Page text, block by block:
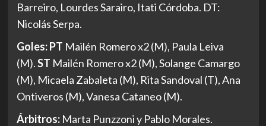
Barreiro, Lourdes Sarairo, Itati Córdoba. DT:
Nicolás Serpa.
Goles: PT Mailén Romero x2 (M), Paula Leiva
(M).ST Mailén Romero x2 (M), Solange Camargo
(M), Micaela Zabaleta (M), Rita Sandoval (T), Ana
Ontiveros (M), Vanesa Cataneo (M).
Árbitros:Marta Punzzoni y Pablo Morales.